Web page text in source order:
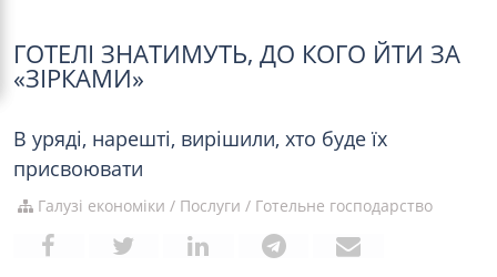
ГОТЕЛІ ЗНАТИМУТЬ, ДО КОГО ЙТИ ЗА
«ЗІРКАМИ»
В уряді, нарешті, вирішили, хто буде їх
присвоювати
Галузі економіки / Послуги / Готельне господарство